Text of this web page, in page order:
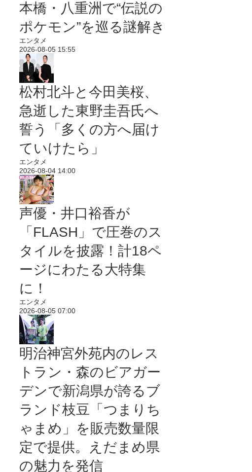
本橋・八重洲で“伝説の
ポケモン”を巡る謎解き
エンタメ
2026-08-05 15:55
松村北斗と今田美桜、
急逝した東野圭吾氏へ
誓う「多くの方へ届け
ていけたら」
エンタメ
2026-08-04 14:00
声優・井口裕香が
「FLASH」で圧巻のス
タイルを披露！計18ペ
ージにわたる大特集
に！
エンタメ
2026-08-05 07:00
明治神宮外苑内のレス
トラン・森のビアガー
デンで新潟県が誇るブ
ランド枝豆「つまりち
ゃまめ」を販売数量限
定で提供。えだまめ県
の魅力を発信